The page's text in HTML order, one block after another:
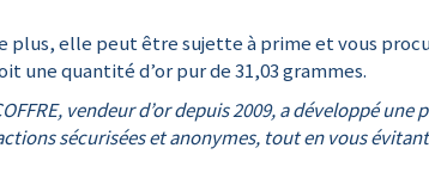
plus, elle peut être sujette à prime et vous
une quantité d’or pur de 31,03 grammes.
vendeur d’or depuis 2009, a développé une
sécurisées et anonymes, tout en vous